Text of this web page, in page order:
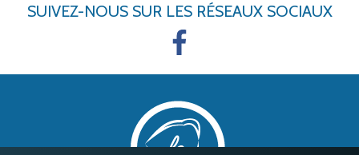
SUIVEZ-NOUS SUR LES RÉSEAUX SOCIAUX